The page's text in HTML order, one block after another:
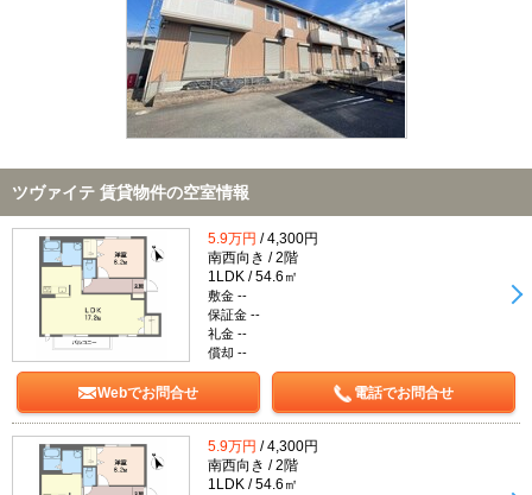
TOP
ツヴァイテ 賃貸物件の空室情報
5.9万円 / 4,300円
南西向き / 2階
1LDK / 54.6㎡
敷金 --
保証金 --
礼金 --
償却 --
Webでお問合せ 電話でお問合せ
5.9万円 / 4,300円
南西向き / 2階
1LDK / 54.6㎡